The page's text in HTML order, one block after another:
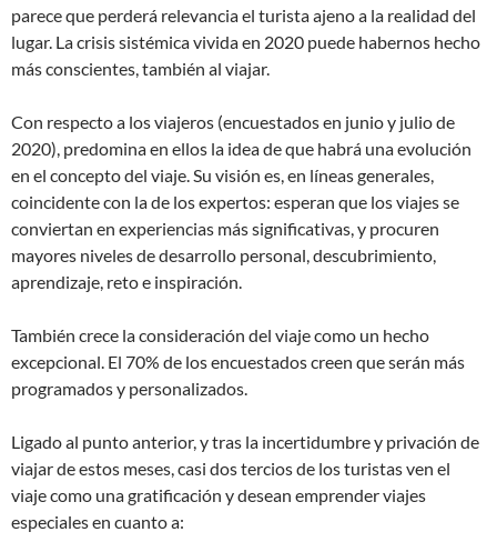
parece que perderá relevancia el turista ajeno a la realidad del
lugar. La crisis sistémica vivida en 2020 puede habernos hecho
más conscientes, también al viajar.
Con respecto a los viajeros (encuestados en junio y julio de
2020), predomina en ellos la idea de que habrá una evolución
en el concepto del viaje. Su visión es, en líneas generales,
coincidente con la de los expertos: esperan que los viajes se
conviertan en experiencias más significativas, y procuren
mayores niveles de desarrollo personal, descubrimiento,
aprendizaje, reto e inspiración.
También crece la consideración del viaje como un hecho
excepcional. El 70% de los encuestados creen que serán más
programados y personalizados.
Ligado al punto anterior, y tras la incertidumbre y privación de
viajar de estos meses, casi dos tercios de los turistas ven el
viaje como una gratificación y desean emprender viajes
especiales en cuanto a: